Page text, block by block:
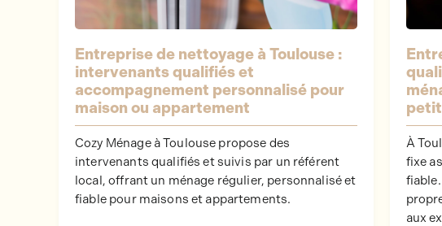
Entreprise de nettoyage à Toulouse :
intervenants qualifiés et
accompagnement personnalisé pour
maison ou appartement
Cozy Ménage à Toulouse propose des
intervenants qualifiés et suivis par un référent
local, offrant un ménage régulier, personnalisé et
fiable pour maisons et appartements.
À
fixe
aux